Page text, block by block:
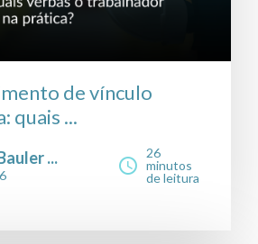
de vínculo
quais ...
...
26
minutos
de leitura